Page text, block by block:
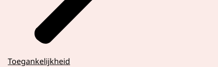
Toegankelijkheid